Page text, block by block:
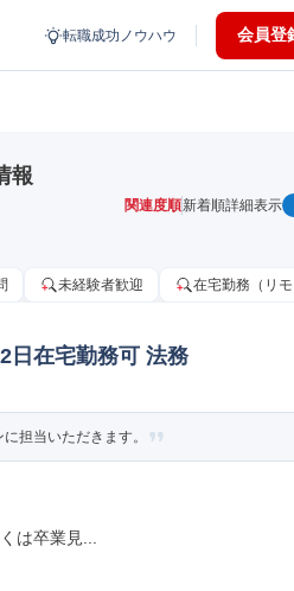
転職成功ノウハウ 会員登
報
関連度順新着順詳細表示
未経験者歓迎 在宅勤務（リモ
日在宅勤務可 法務
担当いただきます。
は卒業見...